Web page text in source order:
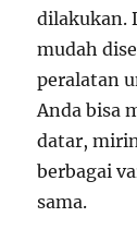
dilakukan.
mudah
peralatan
Anda bisa
datar,
berbagai
sama.